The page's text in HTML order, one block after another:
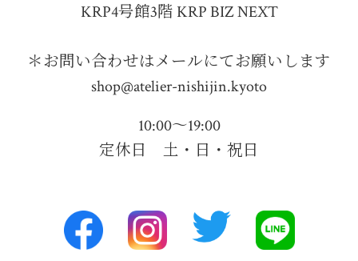
KRP4号館3階 KRP BIZ NEXT
＊お問い合わせはメールにてお願いします
shop@atelier-nishijin.kyoto
10:00〜19:00
定休日 土・日・祝日